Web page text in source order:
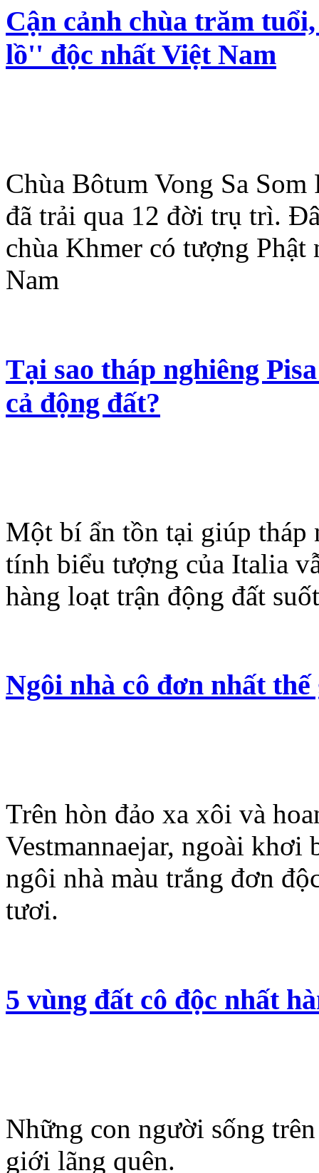
Cận cảnh chùa trăm
lồ'' độc nhất Việt Nam
Chùa Bôtum Vong Sa
đã trải qua 12 đời trụ trì.
chùa Khmer có tượng
Nam
Tại sao tháp nghiêng
cả động đất?
Một bí ẩn tồn tại giúp tháp
tính biểu tượng của Italia
hàng loạt trận động đất
Ngôi nhà cô đơn nhất
Trên hòn đảo xa xôi và
Vestmannaejar, ngoài khơi
ngôi nhà màu trắng đơn
tươi.
5 vùng đất cô độc nhất
Những con người sống
giới lãng quên.